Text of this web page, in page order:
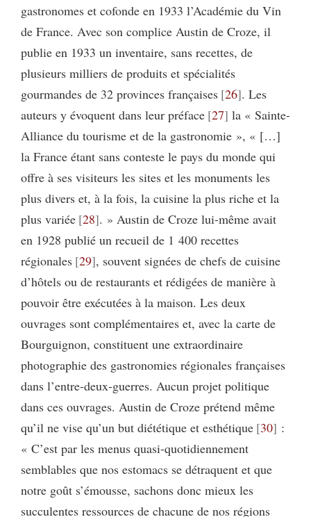
gastronomes et cofonde en 1933 l’Académie du Vin
de France. Avec son complice Austin de Croze, il
publie en 1933 un inventaire, sans recettes, de
plusieurs milliers de produits et spécialités
gourmandes de 32 provinces françaises 26 . Les
auteurs y évoquent dans leur préface 27 la « Sainte-
Alliance du tourisme et de la gastronomie », « […]
la France étant sans conteste le pays du monde qui
offre à ses visiteurs les sites et les monuments les
plus divers et, à la fois, la cuisine la plus riche et la
plus variée 28 . » Austin de Croze lui-même avait
en 1928 publié un recueil de 1 400 recettes
régionales 29 , souvent signées de chefs de cuisine
d’hôtels ou de restaurants et rédigées de manière à
pouvoir être exécutées à la maison. Les deux
ouvrages sont complémentaires et, avec la carte de
Bourguignon, constituent une extraordinaire
photographie des gastronomies régionales françaises
dans l’entre-deux-guerres. Aucun projet politique
dans ces ouvrages. Austin de Croze prétend même
qu’il ne vise qu’un but diététique et esthétique 30 :
« C’est par les menus quasi-quotidiennement
semblables que nos estomacs se détraquent et que
notre goût s’émousse, sachons donc mieux les
succulentes ressources de chacune de nos régions